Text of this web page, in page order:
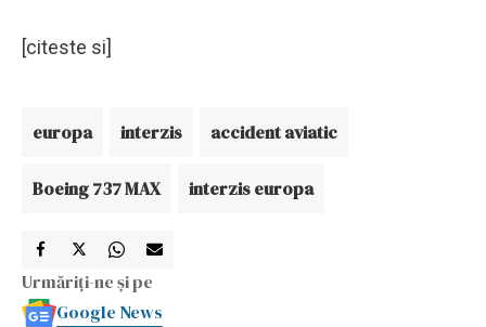
[citeste si]
europa interzis accident aviatic
Boeing 737 MAX interzis europa
Urmăriți-ne și pe
Google News